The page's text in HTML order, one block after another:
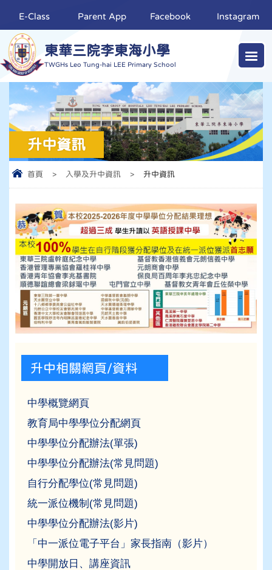
東華三院李東海小學
TWGHs Leo Tung-hai LEE Primary School
E-Class Parent App Facebook Instagram
升中資訊
首頁 > 入學及升中資訊 > 升中資訊
升中相關網頁/資料
中學概覽網頁
教育局中學學位分配網頁
中學學位分配辦法(單張)
中學學位分配辦法(常見問題)
自行分配學位(常見問題)
統一派位機制(常見問題)
中學學位分配辦法(影片)
「中一派位電子平台」家長指南（影片）
中學開放日、講座資訊